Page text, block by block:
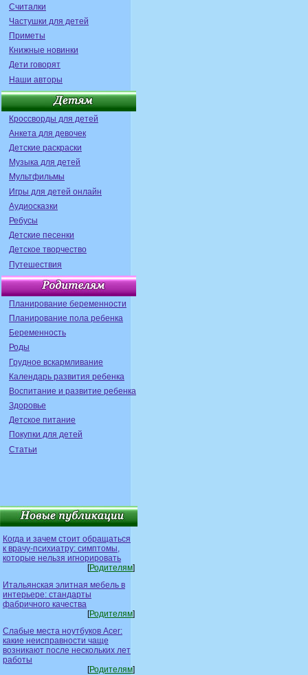
Считалки
Частушки для детей
Приметы
Книжные новинки
Дети говорят
Наши авторы
Кроссворды для детей
Анкета для девочек
Детские раскраски
Музыка для детей
Мультфильмы
Игры для детей онлайн
Аудиосказки
Ребусы
Детские песенки
Детское творчество
Путешествия
Планирование беременности
Планирование пола ребенка
Беременность
Роды
Грудное вскармливание
Календарь развития ребенка
Воспитание и развитие ребенка
Здоровье
Детское питание
Покупки для детей
Статьи
Когда и зачем стоит обращаться
к врачу-психиатру: симптомы,
которые нельзя игнорировать
[Родителям]
Итальянская элитная мебель в
интерьере: стандарты
фабричного качества
[Родителям]
Слабые места ноутбуков Acer:
какие неисправности чаще
возникают после нескольких лет
работы
[Родителям]